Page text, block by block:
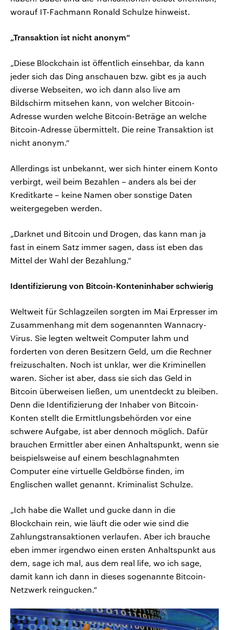
worauf IT-Fachmann Ronald Schulze hinweist.
„Transaktion ist nicht anonym“
„Diese Blockchain ist öffentlich einsehbar, da kann
jeder sich das Ding anschauen bzw. gibt es ja auch
diverse Webseiten, wo ich dann also live am
Bildschirm mitsehen kann, von welcher Bitcoin-
Adresse wurden welche Bitcoin-Beträge an welche
Bitcoin-Adresse übermittelt. Die reine Transaktion ist
nicht anonym.“
Allerdings ist unbekannt, wer sich hinter einem Konto
verbirgt, weil beim Bezahlen – anders als bei der
Kreditkarte – keine Namen ober sonstige Daten
weitergegeben werden.
„Darknet und Bitcoin und Drogen, das kann man ja
fast in einem Satz immer sagen, dass ist eben das
Mittel der Wahl der Bezahlung.“
Identifizierung von Bitcoin-Konteninhaber schwierig
Weltweit für Schlagzeilen sorgten im Mai Erpresser im
Zusammenhang mit dem sogenannten Wannacry-
Virus. Sie legten weltweit Computer lahm und
forderten von deren Besitzern Geld, um die Rechner
freizuschalten. Noch ist unklar, wer die Kriminellen
waren. Sicher ist aber, dass sie sich das Geld in
Bitcoin überweisen ließen, um unentdeckt zu bleiben.
Denn die Identifizierung der Inhaber von Bitcoin-
Konten stellt die Ermittlungsbehörden vor eine
schwere Aufgabe, ist aber dennoch möglich. Dafür
brauchen Ermittler aber einen Anhaltspunkt, wenn sie
beispielsweise auf einem beschlagnahmten
Computer eine virtuelle Geldbörse finden, im
Englischen wallet genannt. Kriminalist Schulze.
„Ich habe die Wallet und gucke dann in die
Blockchain rein, wie läuft die oder wie sind die
Zahlungstransaktionen verlaufen. Aber ich brauche
eben immer irgendwo einen ersten Anhaltspunkt aus
dem, sage ich mal, aus dem real life, wo ich sage,
damit kann ich dann in dieses sogenannte Bitcoin-
Netzwerk reingucken.“